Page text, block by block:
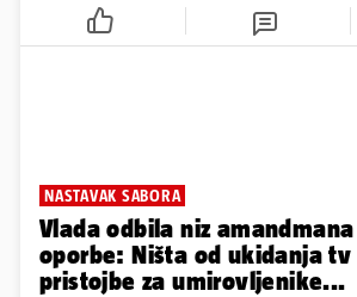
NASTAVAK SABORA
Vlada odbila niz amandmana
oporbe: Ništa od ukidanja tv
pristojbe za umirovljenike...